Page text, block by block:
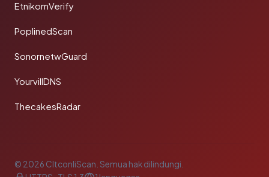
EtnikomVerify
PoplinedScan
SonornetwGuard
YourvillDNS
ThecakesRadar
© 2026 CltconliScan. Semua hak dilindungi.